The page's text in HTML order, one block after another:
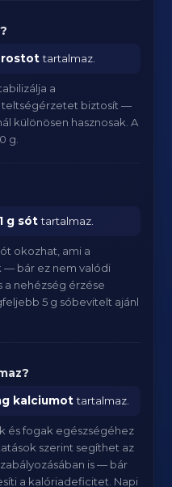
rostottartalmaz.
a
teltségérzetet biztosít —
különösen hasznosak. A
g.
g sóttartalmaz.
okozhat, ami a
— bár ez nem valódi
a nehézség érzése
5 g sóbevitelt ajánl
kalciumottartalmaz.
és fogak egészségéhez
szerint segíthet az
is — bár
a kalóriadeficitet. Napi